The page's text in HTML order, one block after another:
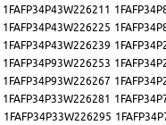
1FAFP34P43W226211
1FAFP34P43W226225
1FAFP34P43W226239
1FAFP34P93W226253
1FAFP34P93W226267
1FAFP34P33W226281
1FAFP34P33W226295